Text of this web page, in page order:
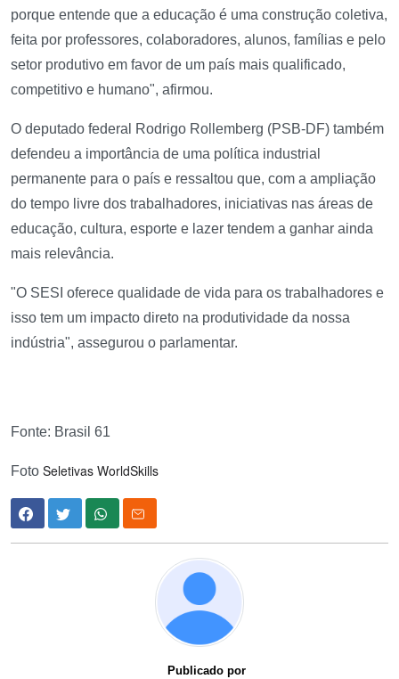
porque entende que a educação é uma construção coletiva,
feita por professores, colaboradores, alunos, famílias e pelo
setor produtivo em favor de um país mais qualificado,
competitivo e humano", afirmou.
O deputado federal Rodrigo Rollemberg (PSB-DF) também
defendeu a importância de uma política industrial
permanente para o país e ressaltou que, com a ampliação
do tempo livre dos trabalhadores, iniciativas nas áreas de
educação, cultura, esporte e lazer tendem a ganhar ainda
mais relevância.
"O SESI oferece qualidade de vida para os trabalhadores e
isso tem um impacto direto na produtividade da nossa
indústria", assegurou o parlamentar.
Fonte: Brasil 61
Foto Seletivas WorldSkills
Publicado por